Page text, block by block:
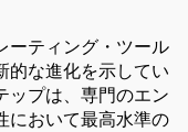
ーティング・ツール
的な進化を示してい
ップは、専門のエン
において最高水準の